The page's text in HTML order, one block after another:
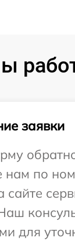
заявки
нам по
сайте
для